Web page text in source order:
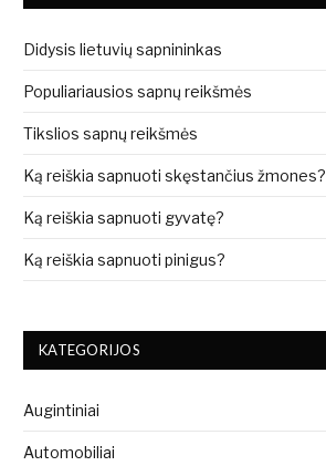
Didysis lietuvių sapnininkas
Populiariausios sapnų reikšmės
Tikslios sapnų reikšmės
Ką reiškia sapnuoti skęstančius žmones?
Ką reiškia sapnuoti gyvatę?
Ką reiškia sapnuoti pinigus?
KATEGORIJOS
Augintiniai
Automobiliai